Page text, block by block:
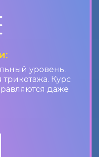
уровень.
Курс
даже